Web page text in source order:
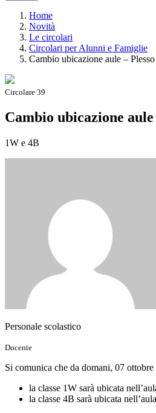
Home
Novità
Le circolari
Circolari per Alunni e Famiglie
Cambio ubicazione aule –
Circolare 39
Cambio ubicazione aule
1W e 4B
Personale scolastico
Docente
Si comunica che da domani, 07 ottobre
la classe 1W sarà ubicata
la classe 4B sarà ubicata